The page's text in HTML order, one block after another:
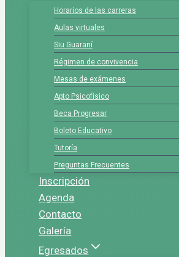
Horarios de las carreras
Aulas virtuales
Siu Guaraní
Régimen de convivencia
Mesas de exámenes
Apto Psicofísico
Beca Progresar
Boleto Educativo
Tutoría
Preguntas Frecuentes
Inscripción
Agenda
Contacto
Galería
Egresados